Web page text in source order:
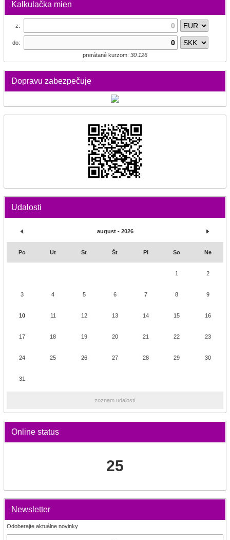
Kalkulačka mien
z:
do:
prerátané kurzom: 30.126
Dopravu zabezpečuje
Udalosti
august - 2026
Po Ut St Št Pi So Ne
1 2
3 4 5 6 7 8 9
10 11 12 13 14 15 16
17 18 19 20 21 22 23
24 25 26 27 28 29 30
31
zoznam udalostí
Online status
25
Newsletter
Odoberajte aktuálne novinky